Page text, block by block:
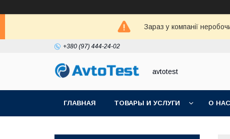
Зараз у компанії
+380 (97) 444-24-02
avtotest
ГЛАВНАЯ ТОВАРЫ И УСЛУГИ О НАС